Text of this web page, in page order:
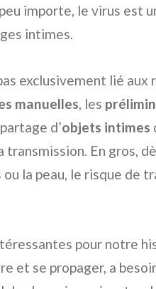
importe, le virus est
intimes.
exclusivement lié aux
manuelles, les
d’objets intimes
En gros,
la peau, le risque de
pour notre
et se propager, a